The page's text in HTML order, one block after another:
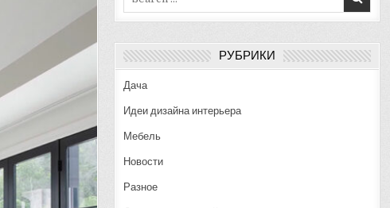
РУБРИКИ
Дача
Идеи дизайна интерьера
Мебель
Новости
Разное